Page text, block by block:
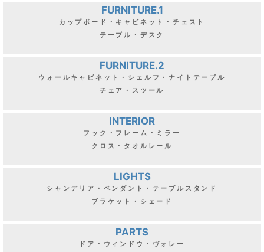
FURNITURE.1
カップボード・キャビネット・チェスト
テーブル・デスク
FURNITURE.2
ウォールキャビネット・シェルフ・ナイトテーブル
チェア・スツール
INTERIOR
フック・フレーム・ミラー
クロス・タオルレール
LIGHTS
シャンデリア・ペンダント・テーブルスタンド
ブラケット・シェード
PARTS
ドア・ウィンドウ・ヴォレー